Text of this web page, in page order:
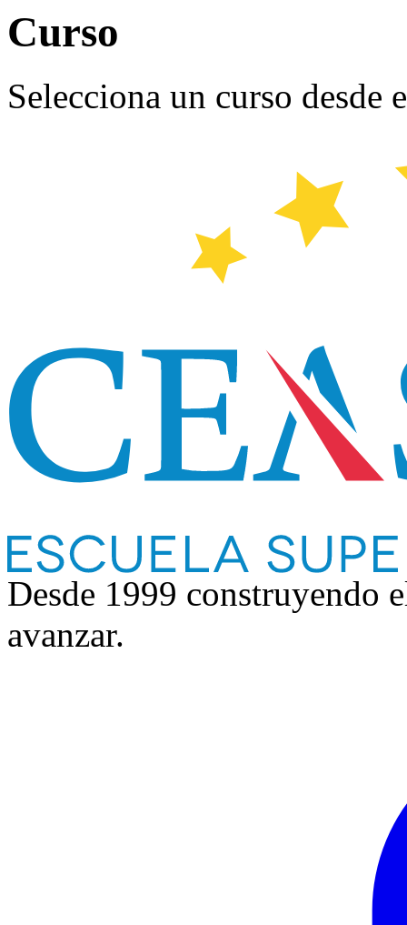
Curso
Selecciona un curso desde
Desde 1999 construyendo
avanzar.